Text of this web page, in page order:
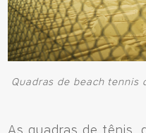
Quadras de beach tennis